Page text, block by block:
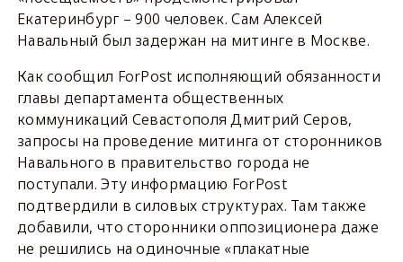
Екатеринбург – 900 человек. Сам Алексей
Навальный был задержан на митинге в Москве.
Как сообщил ForPost исполняющий обязанности
главы департамента общественных
коммуникаций Севастополя Дмитрий Серов,
запросы на проведение митинга от сторонников
Навального в правительство города не
поступали. Эту информацию ForPost
подтвердили в силовых структурах. Там также
добавили, что сторонники оппозиционера даже
не решились на одиночные «плакатные